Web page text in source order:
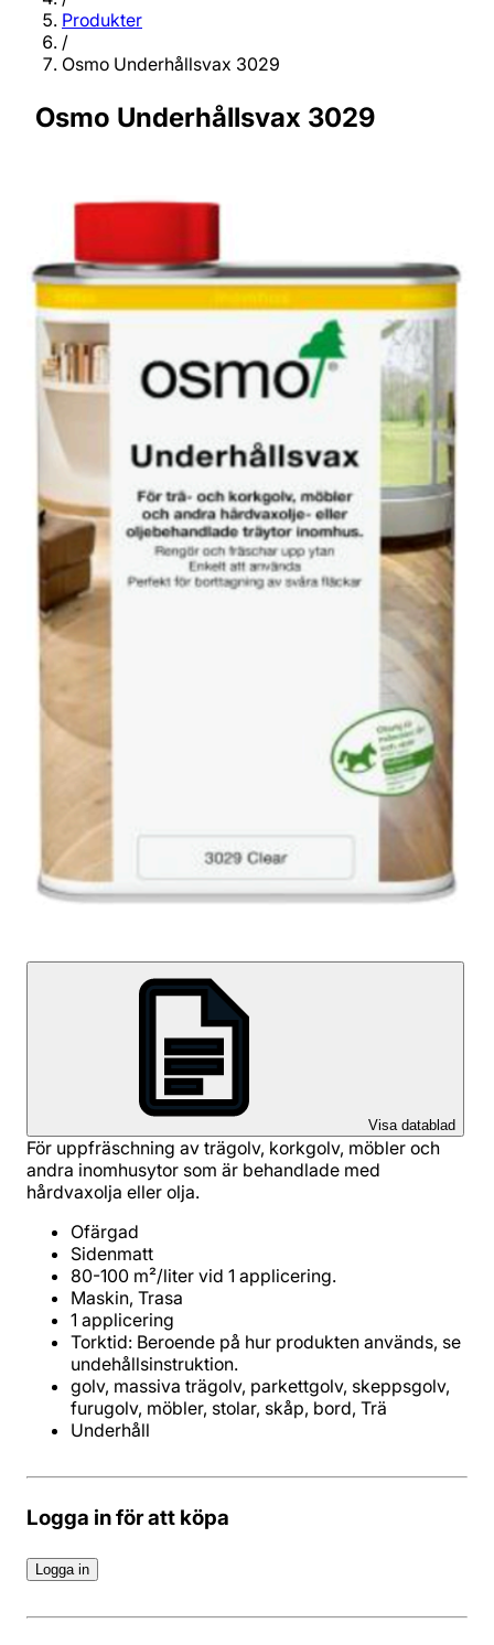
Produkter
/
Osmo Underhållsvax 3029
Osmo Underhållsvax 3029
Visa datablad
För uppfräschning av trägolv, korkgolv, möbler och
andra inomhusytor som är behandlade med
hårdvaxolja eller olja.
Torktid: Beroende på hur produkten används, se
golv, massiva trägolv, parkettgolv, skeppsgolv,
Underhåll
Logga in för att köpa
Logga in